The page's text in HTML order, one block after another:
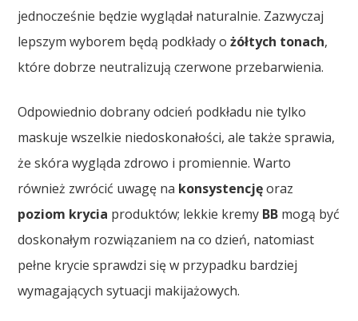
jednocześnie będzie wyglądał naturalnie. Zazwyczaj
lepszym wyborem będą podkłady ożółtych tonach,
które dobrze neutralizują czerwone przebarwienia.
Odpowiednio dobrany odcień podkładu nie tylko
maskuje wszelkie niedoskonałości, ale także sprawia,
że skóra wygląda zdrowo i promiennie. Warto
również zwrócić uwagę na konsystencjęoraz
poziom krycia produktów; lekkie kremy BB mogą być
doskonałym rozwiązaniem na co dzień, natomiast
pełne krycie sprawdzi się w przypadku bardziej
wymagających sytuacji makijażowych.